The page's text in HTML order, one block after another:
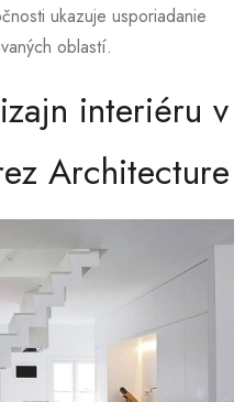
ukazuje usporiadanie
oblastí.
interiéru v
Architecture